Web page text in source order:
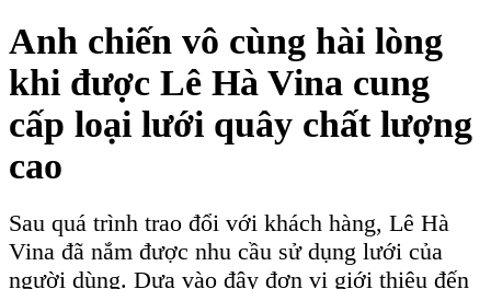
Anh chiến vô cùng hài lòng
khi được Lê Hà Vina cung
cấp loại lưới quây chất lượng
cao
Sau quá trình trao đổi với khách hàng, Lê Hà
Vina đã nắm được nhu cầu sử dụng lưới của
người dùng. Dựa vào đây đơn vị giới thiệu đến